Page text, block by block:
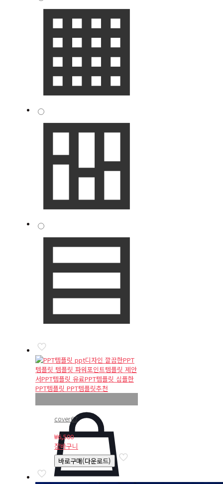
cover67
₩6,500
장바구니
바로구매(다운로드)